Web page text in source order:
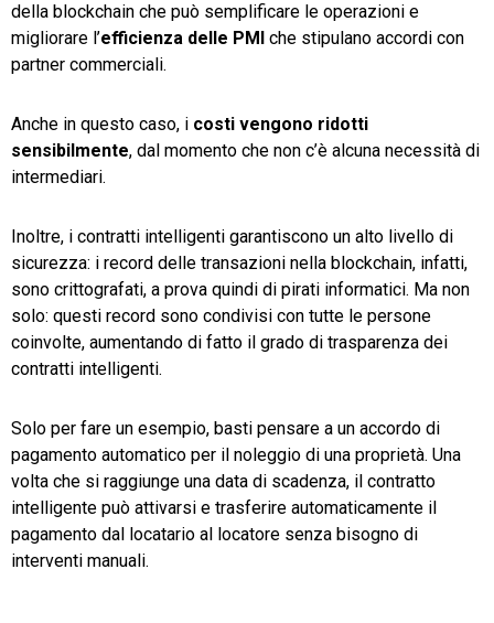
della blockchain che può semplificare le operazioni e
migliorare l’efficienza delle PMI che stipulano accordi con
partner commerciali.
Anche in questo caso, i costi vengono ridotti
sensibilmente, dal momento che non c’è alcuna necessità di
intermediari.
Inoltre, i contratti intelligenti garantiscono un alto livello di
sicurezza: i record delle transazioni nella blockchain, infatti,
sono crittografati, a prova quindi di pirati informatici. Ma non
solo: questi record sono condivisi con tutte le persone
coinvolte, aumentando di fatto il grado di trasparenza dei
contratti intelligenti.
Solo per fare un esempio, basti pensare a un accordo di
pagamento automatico per il noleggio di una proprietà. Una
volta che si raggiunge una data di scadenza, il contratto
intelligente può attivarsi e trasferire automaticamente il
pagamento dal locatario al locatore senza bisogno di
interventi manuali.